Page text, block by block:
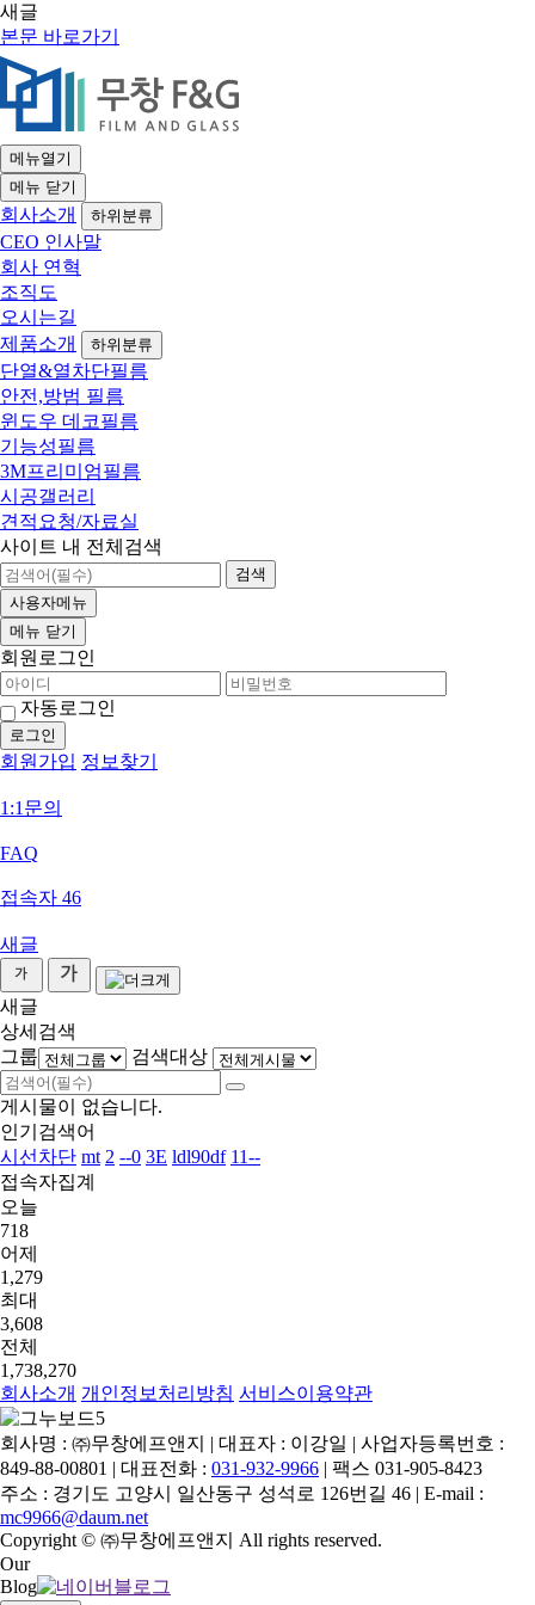
새글
본문 바로가기
메뉴열기
메뉴 닫기
회사소개 하위분류
CEO 인사말
회사 연혁
조직도
오시는길
제품소개
하위분류
단열&열차단필름
안전,방범 필름
윈도우 데코필름
기능성필름
3M프리미엄필름
시공갤러리
견적요청/자료실
사이트 내 전체검색
검색
사용자메뉴
메뉴 닫기
회원로그인
자동로그인
회원가입 정보찾기
1:1문의
FAQ
접속자 46
새글
새글
상세검색
그룹
검색대상
게시물이 없습니다.
인기검색어
시선차단 mt 2 --0 3E ldl90df 11--
접속자집계
오늘
718
어제
1,279
최대
3,608
전체
1,738,270
회사소개 개인정보처리방침 서비스이용약관
회사명 : ㈜무창에프앤지 | 대표자 : 이강일 | 사업자등록번호 :
849-88-00801 | 대표전화 : 031-932-9966 | 팩스 031-905-8423
주소 : 경기도 고양시 일산동구 성석로 126번길 46 | E-mail :
mc9966@daum.net
Copyright © ㈜무창에프앤지 All rights reserved.
Our
Blog